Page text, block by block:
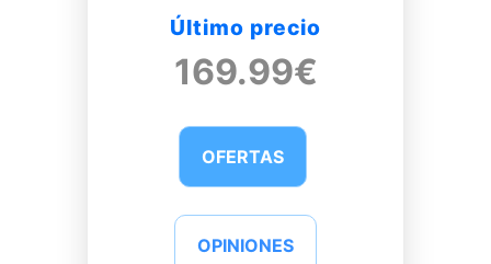
Último precio
169.99€
OFERTAS
OPINIONES